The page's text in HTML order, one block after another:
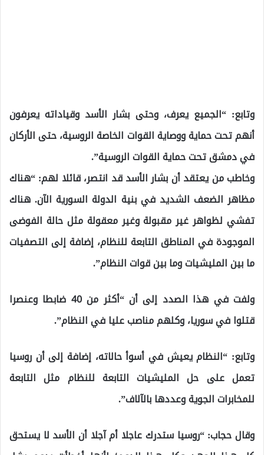
وتابع: “الجميع يعرف، وحتى بشار الأسد وقياداته يعرفون
أنهم تحت حماية ووصاية القوات الخاصة الروسية، حتى الأركان
في دمشق تحت حماية القوات الروسية”.
وخاطب من يعتقد أن بشار الأسد قد انتصر، قائلا لهم: “هناك
مظاهر الضعف الشديد في بنية الدولة السورية الآن. هناك
تفشي لظواهر غير مقبولة وغير معقولة مثل حالة الفوضى
الموجودة في المناطق التابعة للنظام، إضافة إلى التصفيات
ما بين المليشيات وما بين قوات النظام”.
ولفت في هذا الصدد إلى أن “أكثر من 40 ضابطا وعنصرا
قتلوا في سوريا، وكلهم مناصب عليا في النظام”.
وتابع: “النظام يعيش في أسوأ حالاته، إضافة إلى أن روسيا
تعمل على حل المليشيات التابعة للنظام مثل التابعة
للمخابرات الجوية وعددها بالآلاف”.
وقال حجاب: “روسيا ستدرك عاجلا أم آجلا أن الأسد لا يستحق